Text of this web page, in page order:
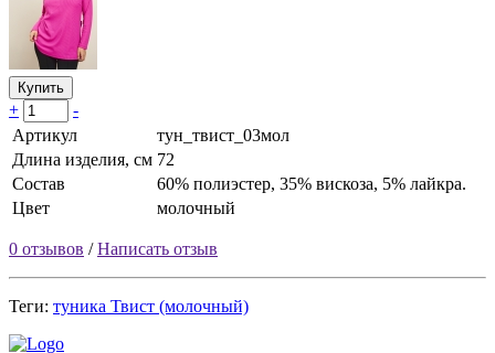
Купить
+
-
Артикул
тун_твист_03мол
Длина изделия, см 72
Состав
60% полиэстер, 35% вискоза, 5% лайкра.
Цвет
молочный
0 отзывов /Написать отзыв
Теги: туника Твист (молочный)